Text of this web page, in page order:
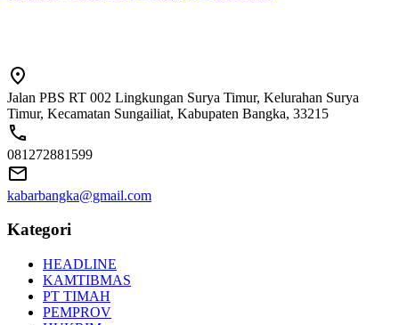
Jalan PBS RT 002 Lingkungan Surya Timur, Kelurahan Surya
Timur, Kecamatan Sungailiat, Kabupaten Bangka, 33215
081272881599
kabarbangka@gmail.com
Kategori
HEADLINE
KAMTIBMAS
PT TIMAH
PEMPROV